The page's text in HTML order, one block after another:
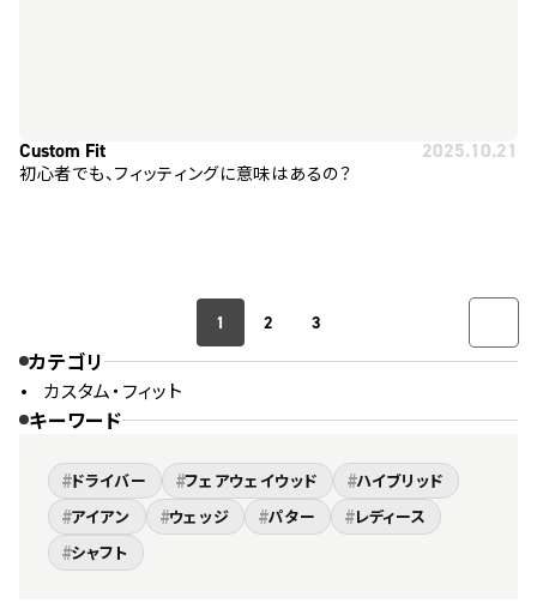
Custom Fit 2025.10.21
初心者でも、フィッティングに意味はあるの？
1 2 3
カテゴリ
カスタム・フィット
キーワード
#ドライバー #フェアウェイウッド #ハイブリッド
#アイアン #ウェッジ #パター #レディース
#シャフト